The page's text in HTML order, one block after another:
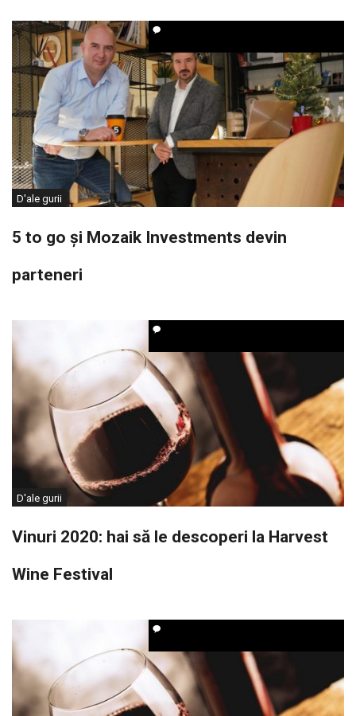
D'ale gurii
5 to go și Mozaik Investments devin
parteneri
D'ale gurii
Vinuri 2020: hai să le descoperi la Harvest
Wine Festival